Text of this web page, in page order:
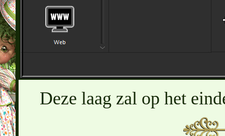
Deze laag zal op het